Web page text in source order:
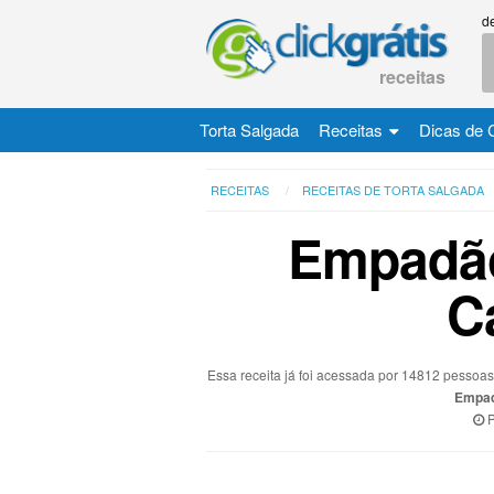
receitas
Torta Salgada Receitas Dicas de
RECEITAS RECEITAS DE TORTA SALGADA
Essa receita já foi acessada por 14812